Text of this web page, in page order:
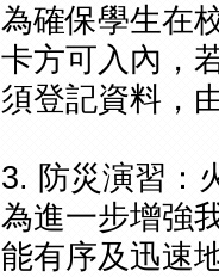
為確保學生在
卡方可入內，
須登記資料，
3. 防災演習：
為進一步增強
能有序及迅速